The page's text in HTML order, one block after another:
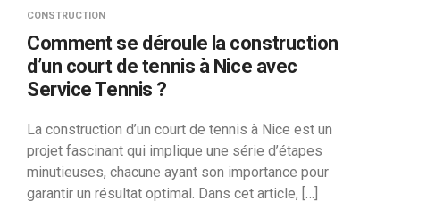
CONSTRUCTION
Comment se déroule la construction
d’un court de tennis à Nice avec
Service Tennis ?
La construction d’un court de tennis à Nice est un
projet fascinant qui implique une série d’étapes
minutieuses, chacune ayant son importance pour
garantir un résultat optimal. Dans cet article, […]